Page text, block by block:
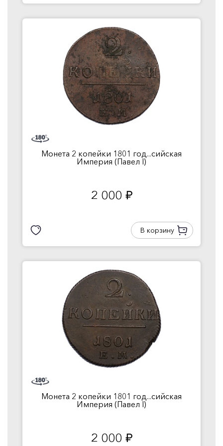
Монета 2 копейки 1801 год...сийская
Империя (Павел I)
2 000 руб.
В корзину
Монета 2 копейки 1801 год...сийская
Империя (Павел I)
2 000 руб.